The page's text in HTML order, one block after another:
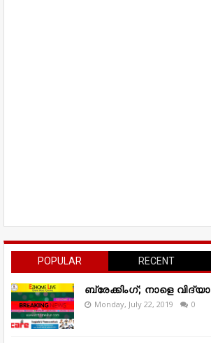
POPULAR RECENT
ബ്രേക്കിംഗ്; നാളെ
Monday, July 22, 2019 0